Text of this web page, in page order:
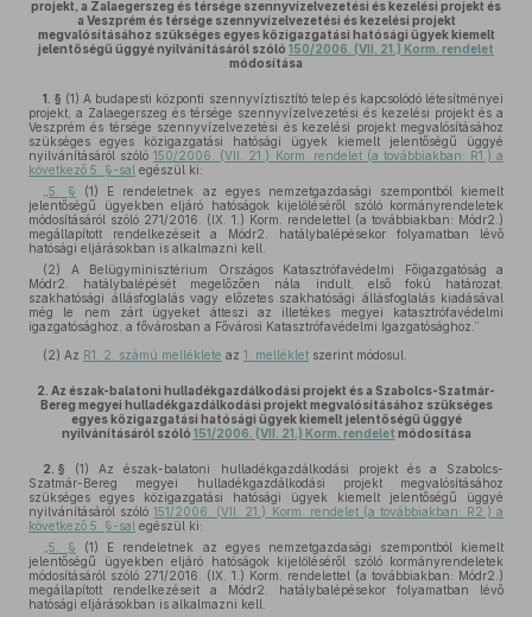
projekt, a Zalaegerszeg és térsége szennyvízelvezetési és kezelési projekt és
a Veszprém és térsége szennyvízelvezetési és kezelési projekt
megvalósításához szükséges egyes közigazgatási hatósági ügyek kiemelt
jelentőségű üggyé nyilvánításáról szóló 150/2006. (VII. 21.) Korm. rendelet
módosítása
1. § (1) A budapesti központi szennyvíztisztító telep és kapcsolódó létesítményei
projekt, a Zalaegerszeg és térsége szennyvízelvezetési és kezelési projekt és a
Veszprém és térsége szennyvízelvezetési és kezelési projekt megvalósításához
szükséges egyes közigazgatási hatósági ügyek kiemelt jelentőségű üggyé
nyilvánításáról szóló150/2006. (VII. 21.) Korm. rendelet (a továbbiakban: R1.) a
következő 5. §-sal egészül ki:
5. § (1) E rendeletnek az egyes nemzetgazdasági szempontból kiemelt
jelentőségű ügyekben eljáró hatóságok kijelöléséről szóló kormányrendeletek
módosításáról szóló 271/2016. (IX. 1.) Korm. rendelettel (a továbbiakban: Módr2.)
megállapított rendelkezéseit a Módr2. hatálybalépésekor folyamatban lévő
hatósági eljárásokban is alkalmazni kell.
(2) A Belügyminisztérium Országos Katasztrófavédelmi Főigazgatóság a
Módr2. hatálybalépését megelőzően nála indult, első fokú határozat,
szakhatósági állásfoglalás vagy előzetes szakhatósági állásfoglalás kiadásával
még le nem zárt ügyeket átteszi az illetékes megyei katasztrófavédelmi
igazgatósághoz, a fővárosban a Fővárosi Katasztrófavédelmi Igazgatósághoz.”
(2) Az R1. 2. számú melléklete az 1. melléklet szerint módosul.
2. Az észak-balatoni hulladékgazdálkodási projekt és a Szabolcs-Szatmár-
Bereg megyei hulladékgazdálkodási projekt megvalósításához szükséges
egyes közigazgatási hatósági ügyek kiemelt jelentőségű üggyé
nyilvánításáról szóló 151/2006. (VII. 21.) Korm. rendelet módosítása
2. § (1) Az észak-balatoni hulladékgazdálkodási projekt és a Szabolcs-
Szatmár-Bereg megyei hulladékgazdálkodási projekt megvalósításához
szükséges egyes közigazgatási hatósági ügyek kiemelt jelentőségű üggyé
nyilvánításáról szóló151/2006. (VII. 21.) Korm. rendelet (a továbbiakban: R2.) a
következő 5. §-sal egészül ki:
5. § (1) E rendeletnek az egyes nemzetgazdasági szempontból kiemelt
jelentőségű ügyekben eljáró hatóságok kijelöléséről szóló kormányrendeletek
módosításáról szóló 271/2016. (IX. 1.) Korm. rendelettel (a továbbiakban: Módr2.)
megállapított rendelkezéseit a Módr2. hatálybalépésekor folyamatban lévő
hatósági eljárásokban is alkalmazni kell.